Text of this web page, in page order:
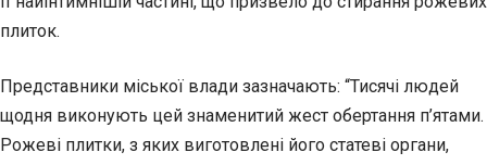
плиток.
Представники міської влади зазначають: “Тисячі людей
щодня виконують цей знаменитий жест обертання п’ятами.
Рожеві плитки, з яких виготовлені його статеві органи,